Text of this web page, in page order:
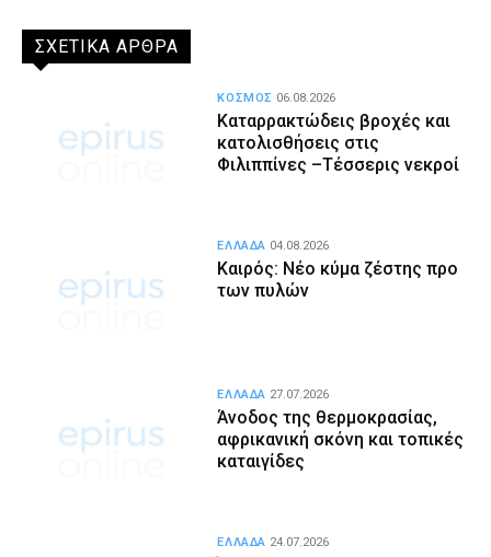
ΣΧΕΤΙΚΑ ΑΡΘΡΑ
Καταρρακτώδεις βροχές και
κατολισθήσεις στις
Φιλιππίνες –Τέσσερις νεκροί
ΚΟΣΜΟΣ 06.08.2026
Καιρός: Νέο κύμα ζέστης προ
των πυλών
ΕΛΛΑΔΑ 04.08.2026
Άνοδος της θερμοκρασίας,
αφρικανική σκόνη και τοπικές
καταιγίδες
ΕΛΛΑΔΑ 27.07.2026
ΕΛΛΑΔΑ 24.07.2026